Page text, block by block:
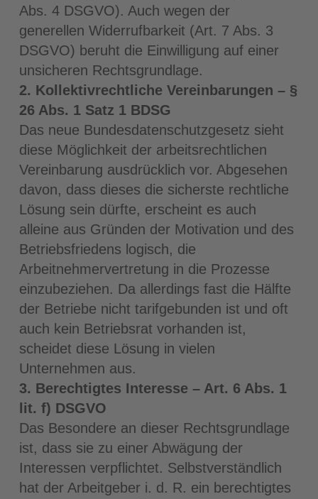
Abs. 4 DSGVO). Auch wegen der
generellen Widerrufbarkeit (Art. 7 Abs. 3
DSGVO) beruht die Einwilligung auf einer
unsicheren Rechtsgrundlage.
2. Kollektivrechtliche Vereinbarungen – §
26 Abs. 1 Satz 1 BDSG
Das neue Bundesdatenschutzgesetz sieht
diese Möglichkeit der arbeitsrechtlichen
Vereinbarung ausdrücklich vor. Abgesehen
davon, dass dieses die sicherste rechtliche
Lösung sein dürfte, erscheint es auch
alleine aus Gründen der Motivation und des
Betriebsfriedens logisch, die
Arbeitnehmervertretung in die Prozesse
einzubeziehen. Da allerdings fast die Hälfte
der Betriebe nicht tarifgebunden ist und oft
auch kein Betriebsrat vorhanden ist,
scheidet diese Lösung in vielen
Unternehmen aus.
3. Berechtigtes Interesse – Art. 6 Abs. 1
lit. f) DSGVO
Das Besondere an dieser Rechtsgrundlage
ist, dass sie zu einer Abwägung der
Interessen verpflichtet. Selbstverständlich
hat der Arbeitgeber i. d. R. ein berechtigtes